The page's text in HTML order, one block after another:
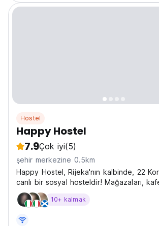
Hostel
Happy Hostel
7.9Çok iyi(5)
şehir merkezine 0.5km
Happy Hostel, Rijeka'nın kalbinde, 22
canlı bir sosyal hosteldir! Mağazaları,
keşfetmek için mükemmel ve rahat bir üs.
buradan görün! (Auto-translated from
10+ kalmak